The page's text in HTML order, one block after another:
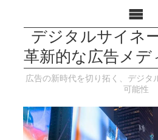
デジタルサイネ
革新的な広告メデ
広告の新時代を切り拓く、デジタ
可能性